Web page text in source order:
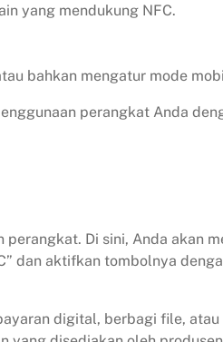
yang mendukung NFC.
bahkan mengatur mode
perangkat Anda
Di sini, Anda akan
dan aktifkan tombolnya
digital, berbagi file,